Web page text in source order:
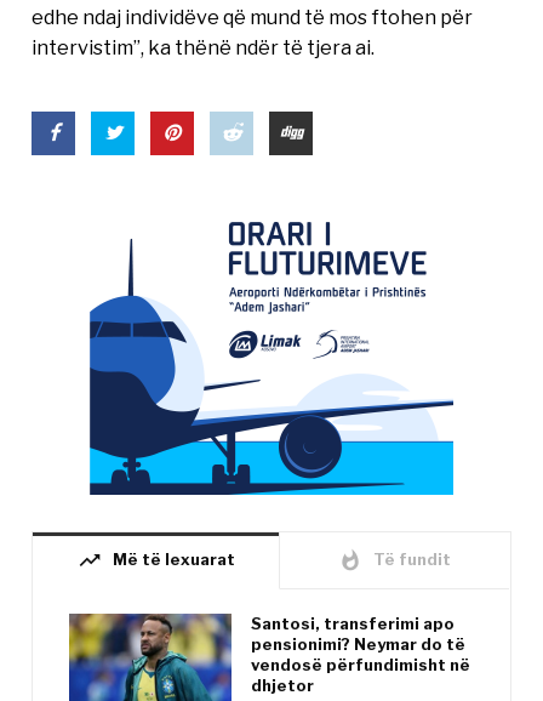
edhe ndaj individëve që mund të mos ftohen për
intervistim”, ka thënë ndër të tjera ai.
trending_up Më të lexuarat whatshot Të fundit
Santosi, transferimi apo
pensionimi? Neymar do të
vendosë përfundimisht në
dhjetor